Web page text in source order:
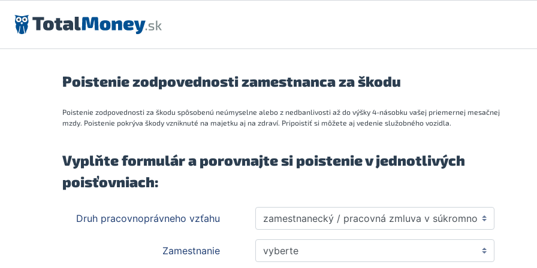
Preskočiť na obsah
Poistenie zodpovednosti zamestnanca za škodu
Poistenie zodpovednosti za škodu spôsobenú neúmyselne alebo z nedbanlivosti až do výšky 4-násobku vašej priemernej mesačnej
mzdy. Poistenie pokrýva škody vzniknuté na majetku aj na zdraví. Pripoistiť si môžete aj vedenie služobného vozidla.
Vyplňte formulár a porovnajte si poistenie v jednotlivých
poisťovniach: